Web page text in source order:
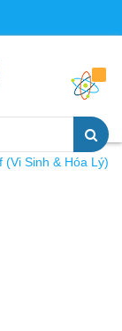
(Vi Sinh & Hóa Lý)